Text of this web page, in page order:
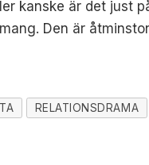
kanske är det just
Den är
RELATIONSDRAMA